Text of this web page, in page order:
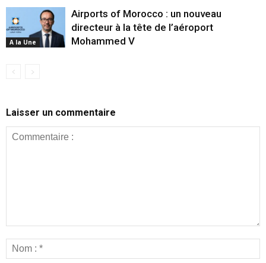
A la Une
Airports of Morocco : un nouveau
directeur à la tête de l’aéroport
Mohammed V
Laisser un commentaire